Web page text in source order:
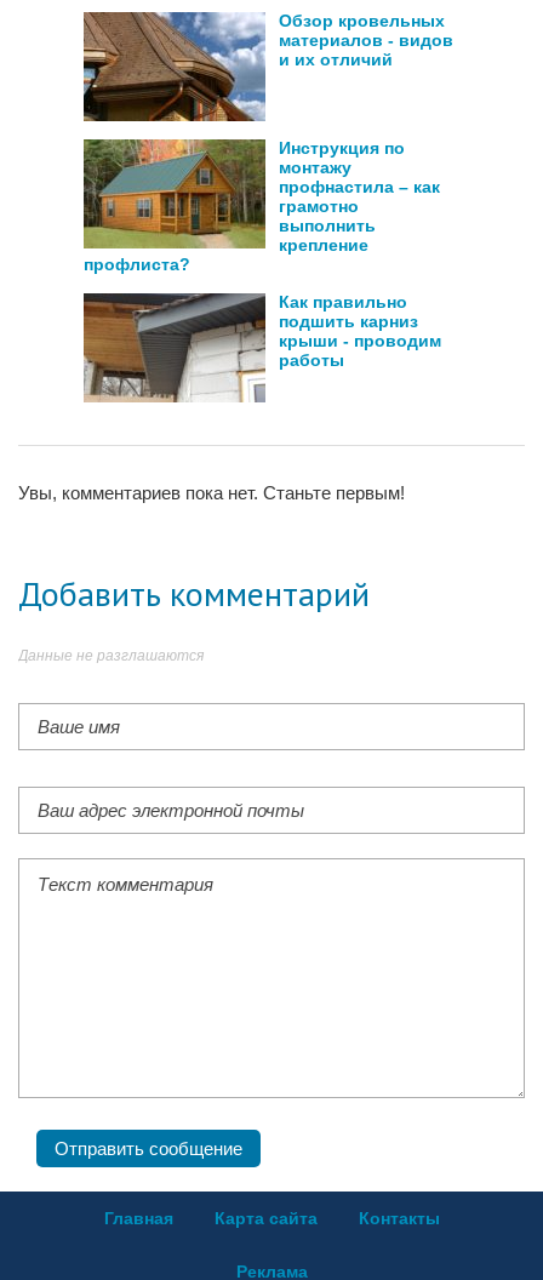
Обзор кровельных
материалов - видов
и их отличий
Инструкция по
монтажу
профнастила – как
грамотно
выполнить
крепление
профлиста?
Как правильно
подшить карниз
крыши - проводим
работы
Увы, комментариев пока нет. Станьте первым!
Добавить комментарий
Данные не разглашаются
Главная Карта сайта Контакты
Реклама